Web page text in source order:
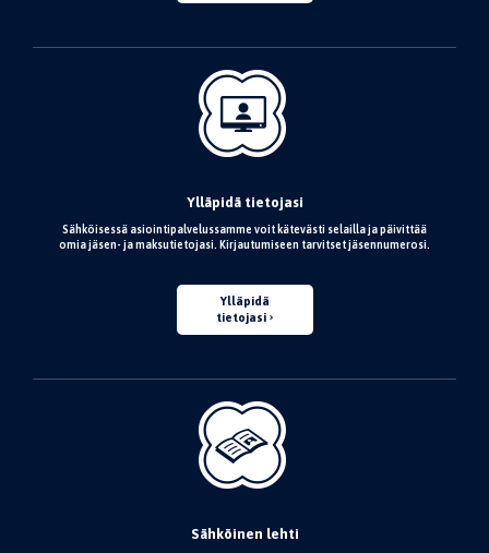
Ylläpidä tietojasi
Sähköisessä asiointipalvelussamme voit kätevästi selailla ja päivittää
omia jäsen- ja maksutietojasi. Kirjautumiseen tarvitset jäsennumerosi.
Ylläpidä
tietojasi
Sähköinen lehti